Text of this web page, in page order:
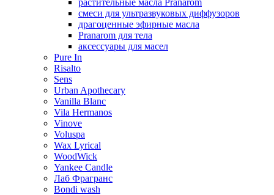
растительные масла Pranarom
смеси для ультразвуковых диффузоров
драгоценные эфирные масла
Pranarom для тела
аксессуары для масел
Pure In
Risalto
Sens
Urban Apothecary
Vanilla Blanc
Vila Hermanos
Vinove
Voluspa
Wax Lyrical
WoodWick
Yankee Candle
Лаб Фрагранс
Bondi wash